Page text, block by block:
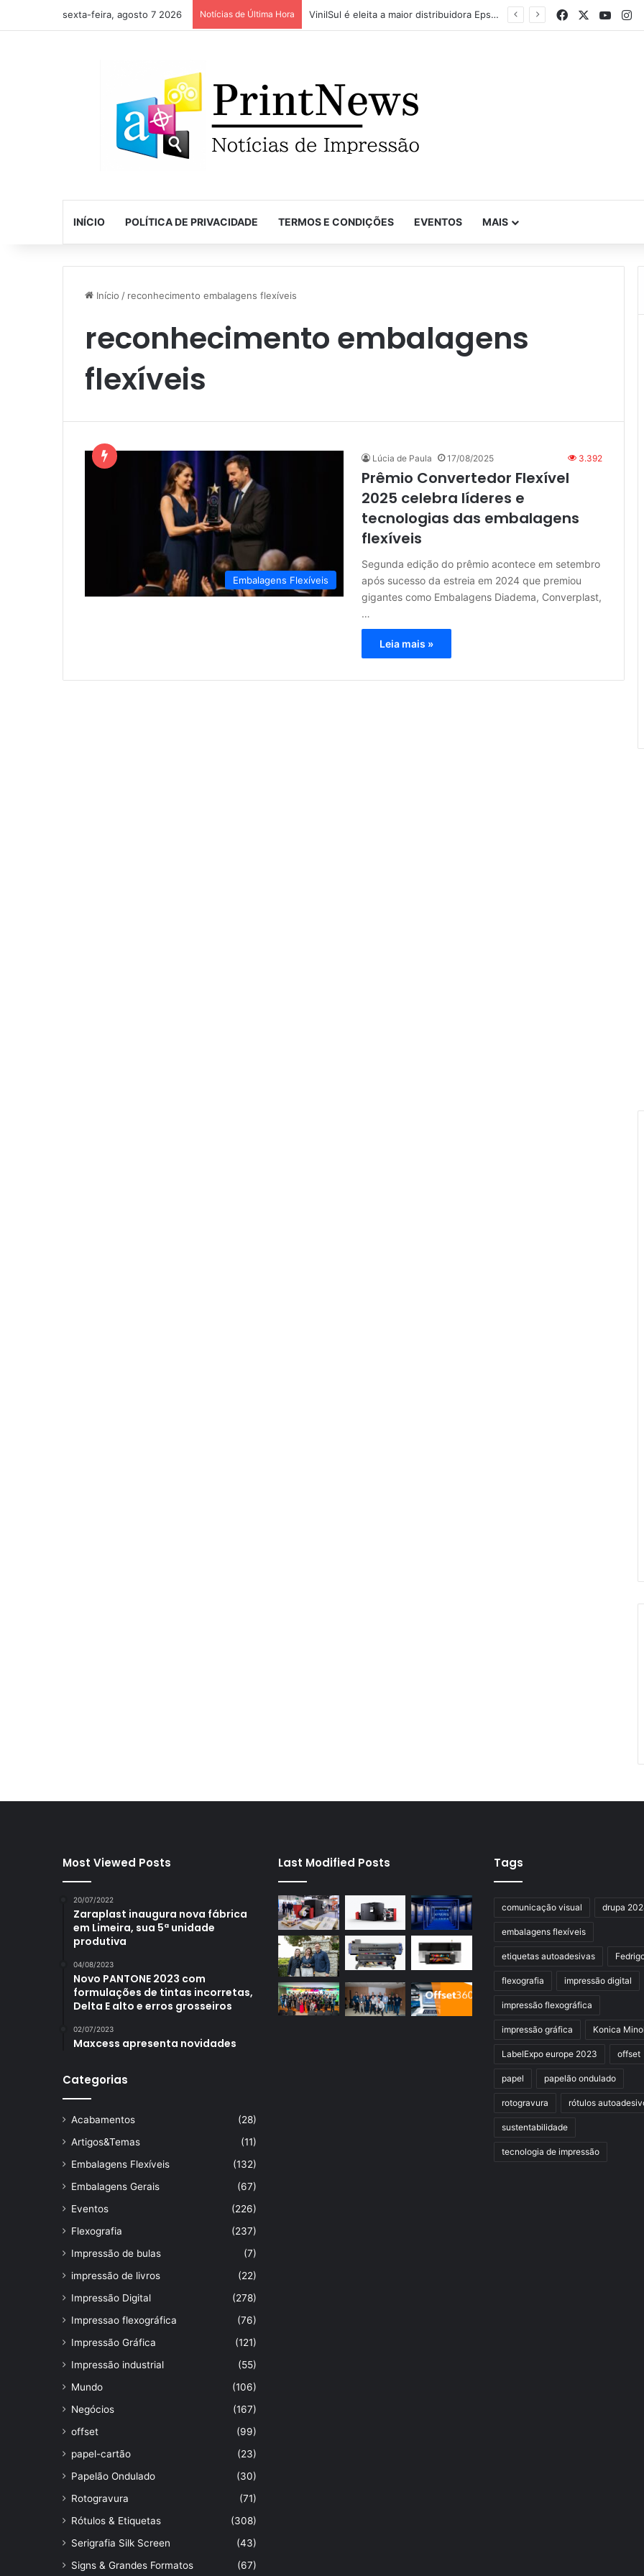
sexta-feira, agosto 7 2026 Notícias de Última Hora Mapel destaca versatilidade do poder da impressão na FuturePrint 2026 Facebook
INÍCIO POLÍTICA DE PRIVACIDADE TERMOS E CONDIÇÕES EVENTOS MAIS
Início / reconhecimento embalagens flexíveis
reconhecimento embalagens
flexíveis
Embalagens Flexíveis
Lúcia de Paula 17/08/2025 3.392
Prêmio Convertedor Flexível
2025 celebra líderes e
tecnologias das embalagens
flexíveis
Segunda edição do prêmio acontece em setembro
após sucesso da estreia em 2024 que premiou
gigantes como Embalagens Diadema, Converplast,
…
Leia mais »
Most Viewed Posts
20/07/2022
Zaraplast inaugura nova fábrica
em Limeira, sua 5ª unidade
produtiva
04/08/2023
Novo PANTONE 2023 com
formulações de tintas incorretas,
Delta E alto e erros grosseiros
02/07/2023
Maxcess apresenta novidades
Categorias
Acabamentos
(28)
Artigos&Temas
(11)
Embalagens Flexíveis
(132)
Embalagens Gerais
(67)
Eventos
(226)
Flexografia
(237)
Impressão de bulas
(7)
impressão de livros
(22)
Impressão Digital
(278)
Impressao flexográfica
(76)
Impressão Gráfica
(121)
Impressão industrial
(55)
Mundo
(106)
Negócios
(167)
offset
(99)
papel-cartão
(23)
Papelão Ondulado
(30)
Rotogravura
(71)
Rótulos & Etiquetas
(308)
Serigrafia Silk Screen
(43)
Signs & Grandes Formatos
(67)
Last Modified Posts Tags
comunicação visual drupa
embalagens flexíveis
etiquetas autoadesivas
flexografia impressão digital
impressão flexográfica
impressão gráfica Konica
LabelExpo europe 2023 offset
papel papelão ondulado
rotogravura rótulos
sustentabilidade
tecnologia de impressão